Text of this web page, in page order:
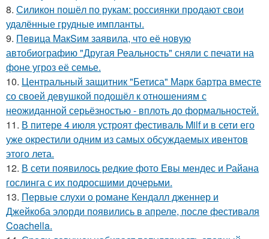
8. Силикон пошёл по рукам: россиянки продают свои
удалённые грудные импланты.
9. Пeвица MакSим заявила, что её новую
автобиографию "Другая Реальность" сняли с печати на
фоне угроз её семье.
10. Центральный защитник "Бетиса" Марк бартра вместе
со своей девушкой подошёл к отношениям с
неожиданной серьёзностью - вплоть до формальностей.
11. В питере 4 июля устроят фестиваль Milf и в сети его
уже окрестили одним из самых обсуждаемых ивентов
этого лета.
12. В сети появилось редкие фото Евы мендес и Райана
гослинга с их подросшими дочерьми.
13. Первые слухи о романе Кендалл дженнер и
Джейкоба элорди появились в апреле, после фестиваля
Coachella.